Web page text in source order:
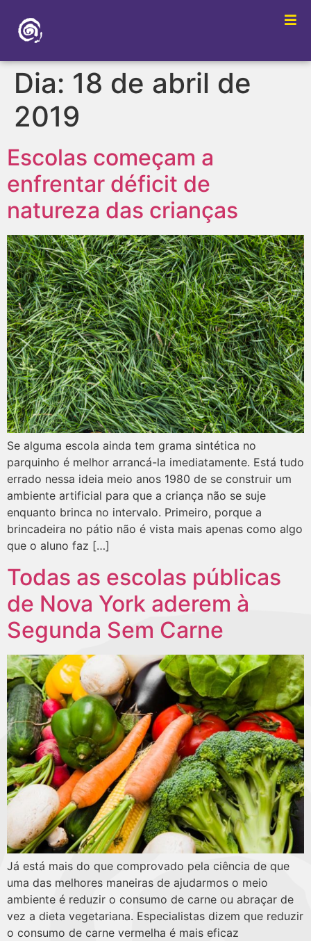
Dia: 18 de abril de
2019
Escolas começam a
enfrentar déficit de
natureza das crianças
Se alguma escola ainda tem grama sintética no
parquinho é melhor arrancá-la imediatamente. Está tudo
errado nessa ideia meio anos 1980 de se construir um
ambiente artificial para que a criança não se suje
enquanto brinca no intervalo. Primeiro, porque a
brincadeira no pátio não é vista mais apenas como algo
que o aluno faz […]
Todas as escolas públicas
de Nova York aderem à
Segunda Sem Carne
Já está mais do que comprovado pela ciência de que
uma das melhores maneiras de ajudarmos o meio
ambiente é reduzir o consumo de carne ou abraçar de
vez a dieta vegetariana. Especialistas dizem que reduzir
o consumo de carne vermelha é mais eficaz